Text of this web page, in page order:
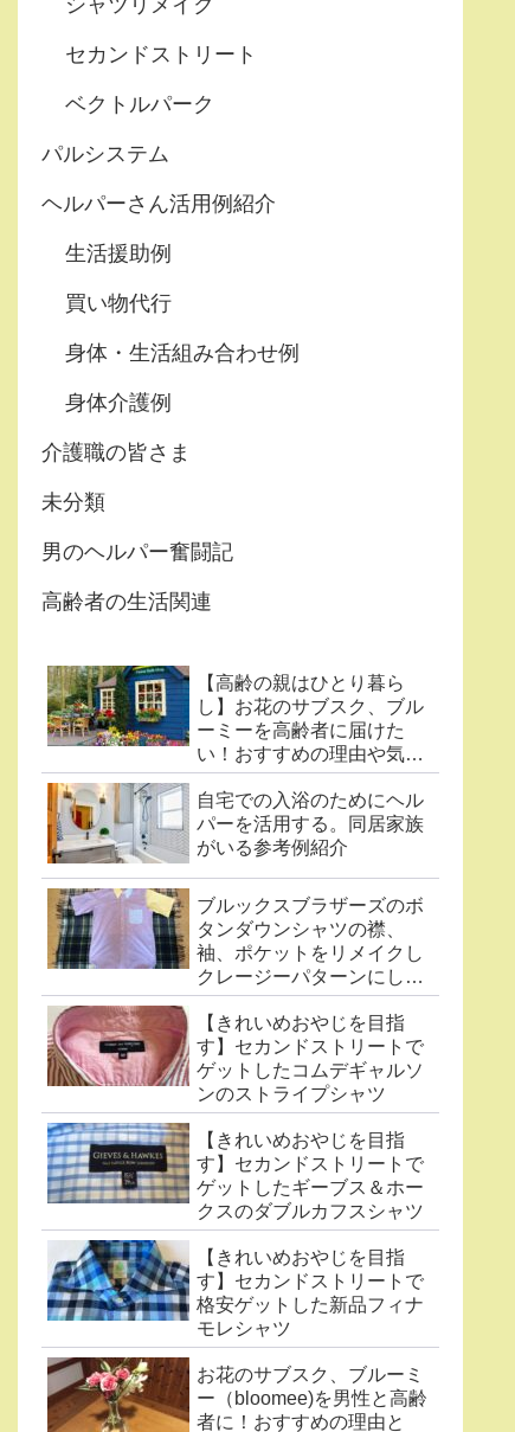
シャツリメイク
セカンドストリート
ベクトルパーク
パルシステム
ヘルパーさん活用例紹介
生活援助例
買い物代行
身体・生活組み合わせ例
身体介護例
介護職の皆さま
未分類
男のヘルパー奮闘記
高齢者の生活関連
【高齢の親はひとり暮ら
し】お花のサブスク、ブル
ーミーを高齢者に届けた
い！おすすめの理由や気に
なる点まとめ
自宅での入浴のためにヘル
パーを活用する。同居家族
がいる参考例紹介
ブルックスブラザーズのボ
タンダウンシャツの襟、
袖、ポケットをリメイクし
クレージーパターンにした
件
【きれいめおやじを目指
す】セカンドストリートで
ゲットしたコムデギャルソ
ンのストライプシャツ
【きれいめおやじを目指
す】セカンドストリートで
ゲットしたギーブス＆ホー
クスのダブルカフスシャツ
【きれいめおやじを目指
す】セカンドストリートで
格安ゲットした新品フィナ
モレシャツ
お花のサブスク、ブルーミ
ー（bloomee)を男性と高齢
者に！おすすめの理由と